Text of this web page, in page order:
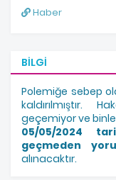
Haber
BILGI
Polemiğe sebep
kaldırılmıştır.
geçemiyor ve
05/05/2024
geçmeden
alınacaktır.